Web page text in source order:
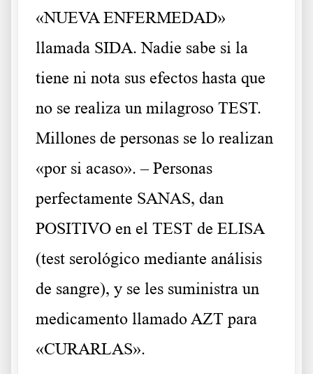
«NUEVA ENFERMEDAD»
llamada SIDA. Nadie sabe si la
tiene ni nota sus efectos hasta que
no se realiza un milagroso TEST.
Millones de personas se lo realizan
«por si acaso». – Personas
perfectamente SANAS, dan
POSITIVO en el TEST de ELISA
(test serológico mediante análisis
de sangre), y se les suministra un
medicamento llamado AZT para
«CURARLAS».